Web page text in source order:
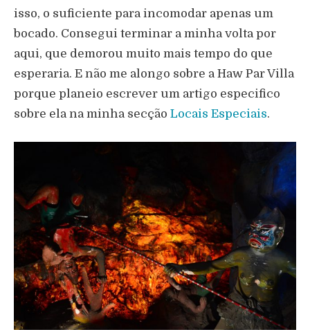
isso, o suficiente para incomodar apenas um
bocado. Consegui terminar a minha volta por
aqui, que demorou muito mais tempo do que
esperaria. E não me alongo sobre a Haw Par Villa
porque planeio escrever um artigo especifico
sobre ela na minha secção Locais Especiais.